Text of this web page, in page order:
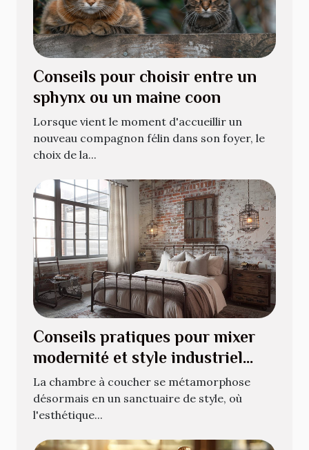
Conseils pour choisir entre un
sphynx ou un maine coon
Lorsque vient le moment d'accueillir un
nouveau compagnon félin dans son foyer, le
choix de la...
Conseils pratiques pour mixer
modernité et style industriel
dans votre chambre
La chambre à coucher se métamorphose
désormais en un sanctuaire de style, où
l'esthétique...